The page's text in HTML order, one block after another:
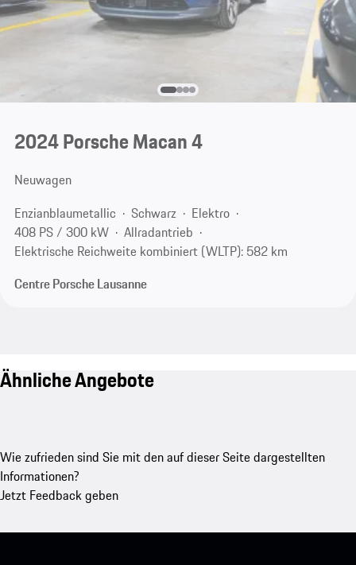
2024 Porsche Macan 4
Neuwagen
Enzianblaumetallic
Schwarz
Elektro
408 PS / 300 kW
Allradantrieb
Elektrische Reichweite kombiniert (WLTP): 582 km
Centre Porsche Lausanne
Ähnliche Angebote
Wie zufrieden sind Sie mit den auf dieser Seite dargestellten
Informationen?
Jetzt Feedback geben